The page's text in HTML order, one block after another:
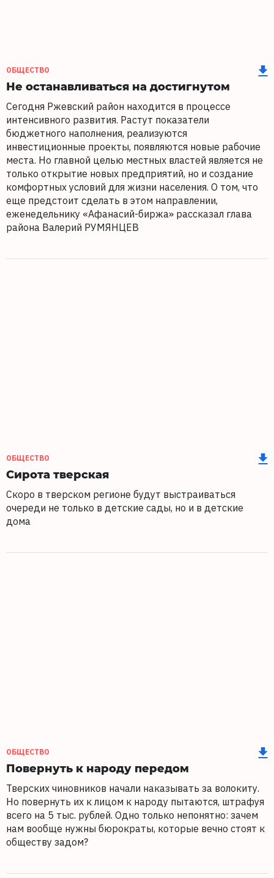
ОБЩЕСТВО
Не останавливаться на достигнутом
Сегодня Ржевский район находится в процессе
интенсивного развития. Растут показатели
бюджетного наполнения, реализуются
инвестиционные проекты, появляются новые рабочие
места. Но главной целью местных властей является не
только открытие новых предприятий, но и создание
комфортных условий для жизни населения. О том, что
еще предстоит сделать в этом направлении,
еженедельнику «Афанасий-биржа» рассказал глава
района Валерий РУМЯНЦЕВ
ОБЩЕСТВО
Сирота тверская
Скоро в тверском регионе будут выстраиваться
очереди не только в детские сады, но и в детские
дома
ОБЩЕСТВО
Повернуть к народу передом
Тверских чиновников начали наказывать за волокиту.
Но повернуть их к лицом к народу пытаются, штрафуя
всего на 5 тыс. рублей. Одно только непонятно: зачем
нам вообще нужны бюрократы, которые вечно стоят к
обществу задом?